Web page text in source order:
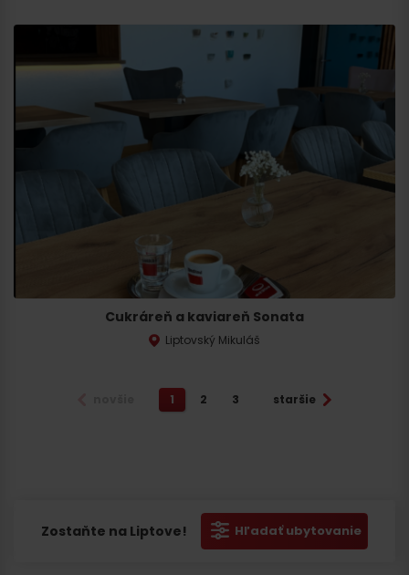
Cukráreň a kaviareň Sonata
Liptovský Mikuláš
1 2 3 staršie
Zostaňte na Liptove! Hľadať ubytovanie